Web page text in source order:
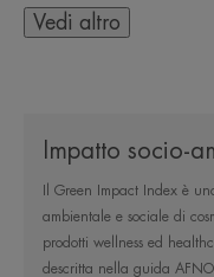
che protegge dalla
50+ è adatto ai
ai bambini, alle
post-operatori e
sua formula offre
Vedi altro
Impatto socio-
Il Green Impact Index è
ambientale e sociale di
prodotti wellness ed
descritta nella guida